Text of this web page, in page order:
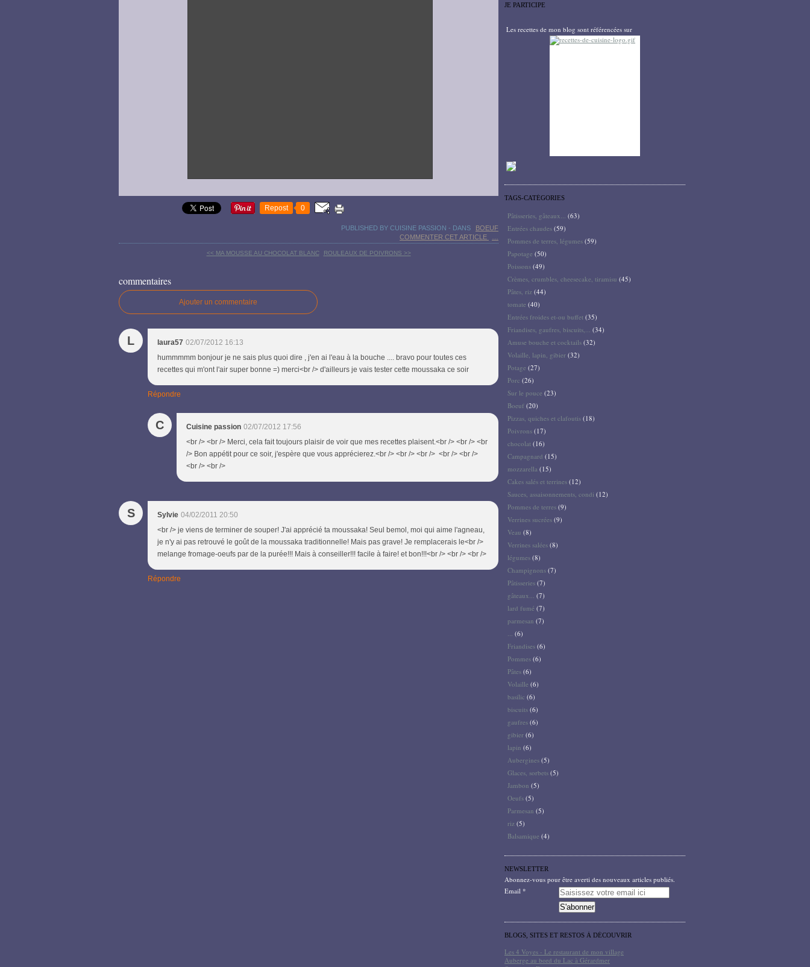
Repost 0
PUBLISHED BY CUISINE PASSION - DANS
BOEUF
COMMENTER CET ARTICLE
<< MA MOUSSE AU CHOCOLAT BLANC ROULEAUX DE POIVRONS >>
commentaires
Ajouter un commentaire
L laura57 02/07/2012 16:13
hummmmm bonjour je ne sais plus quoi dire , j'en ai l'eau à la bouche .... bravo pour toutes ces
recettes qui m'ont l'air super bonne =) merci<br /> d'ailleurs je vais tester cette moussaka ce soir
Répondre
C Cuisine passion 02/07/2012 17:56
<br /> <br /> Merci, cela fait toujours plaisir de voir que mes recettes plaisent.<br /> <br /> <br
/> Bon appétit pour ce soir, j'espère que vous apprécierez.<br /> <br /> <br /> <br /> <br />
<br /> <br />
S Sylvie 04/02/2011 20:50
<br /> je viens de terminer de souper! J'ai apprécié ta moussaka! Seul bemol, moi qui aime l'agneau,
je n'y ai pas retrouvé le goût de la moussaka traditionnelle! Mais pas grave! Je remplacerais le<br />
melange fromage-oeufs par de la purée!!! Mais à conseiller!!! facile à faire! et bon!!!<br /> <br /> <br />
Répondre
JE PARTICIPE
Les recettes de mon blog sont référencées sur
TAGS-CATÉGORIES
Pâtisseries, gâteaux... (63)
Entrées chaudes (59)
Pommes de terres, légumes (59)
Papotage (50)
Poissons (49)
Crèmes, crumbles, cheesecake, tiramisu (45)
Pâtes, riz (44)
tomate (40)
Entrées froides et-ou buffet (35)
Friandises, gaufres, biscuits,... (34)
Amuse bouche et cocktails (32)
Volaille, lapin, gibier (32)
Potage (27)
Porc (26)
Sur le pouce (23)
Boeuf (20)
Pizzas, quiches et clafoutis (18)
Poivrons (17)
chocolat (16)
Campagnard (15)
mozzarella (15)
Cakes salés et terrines (12)
Sauces, assaisonnements, condi (12)
Pommes de terres (9)
Verrines sucrées (9)
Veau (8)
Verrines salées (8)
légumes (8)
Champignons (7)
Pâtisseries (7)
gâteaux... (7)
lard fumé (7)
parmesan (7)
... (6)
Friandises (6)
Pommes (6)
Pâtes (6)
Volaille (6)
basilic (6)
biscuits (6)
gaufres (6)
gibier (6)
lapin (6)
Aubergines (5)
Glaces, sorbets (5)
Jambon (5)
Oeufs (5)
Parmesan (5)
riz (5)
Balsamique (4)
NEWSLETTER
Abonnez-vous pour être averti des nouveaux articles publiés.
Email
BLOGS, SITES ET RESTOS À DÉCOUVRIR
Les 4 Voyes - Le restaurant de mon village
Auberge au bord du Lac à Gérardmer